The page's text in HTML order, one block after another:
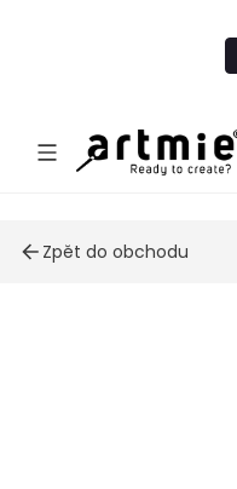
Zpět do obchodu